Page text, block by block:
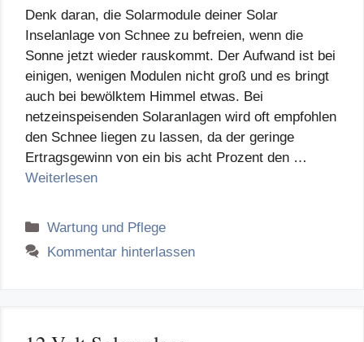
Denk daran, die Solarmodule deiner Solar
Inselanlage von Schnee zu befreien, wenn die
Sonne jetzt wieder rauskommt. Der Aufwand ist bei
einigen, wenigen Modulen nicht groß und es bringt
auch bei bewölktem Himmel etwas. Bei
netzeinspeisenden Solaranlagen wird oft empfohlen
den Schnee liegen zu lassen, da der geringe
Ertragsgewinn von ein bis acht Prozent den …
Weiterlesen
Kategorien
Wartung und Pflege
Kommentar hinterlassen